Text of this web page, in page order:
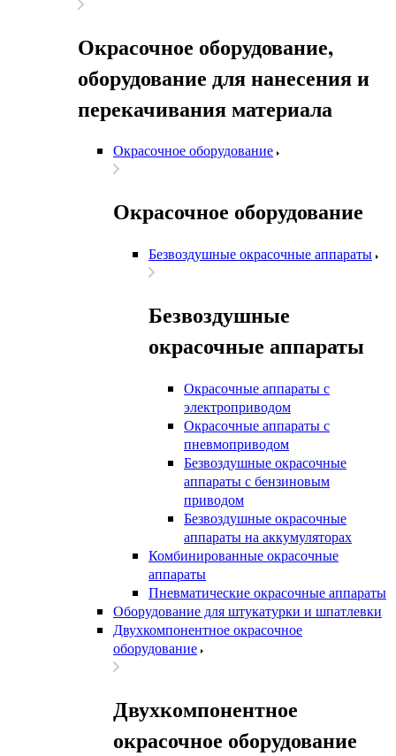
Окрасочное оборудование,
оборудование для нанесения и
перекачивания материала
Окрасочное оборудование
Окрасочное оборудование
Безвоздушные окрасочные аппараты
Безвоздушные
окрасочные аппараты
Окрасочные аппараты с
электроприводом
Окрасочные аппараты с
пневмоприводом
Безвоздушные окрасочные
аппараты с бензиновым
приводом
Безвоздушные окрасочные
аппараты на аккумуляторах
Комбинированные окрасочные
аппараты
Пневматические окрасочные аппараты
Оборудование для штукатурки и шпатлевки
Двухкомпонентное окрасочное
оборудование
Двухкомпонентное
окрасочное оборудование